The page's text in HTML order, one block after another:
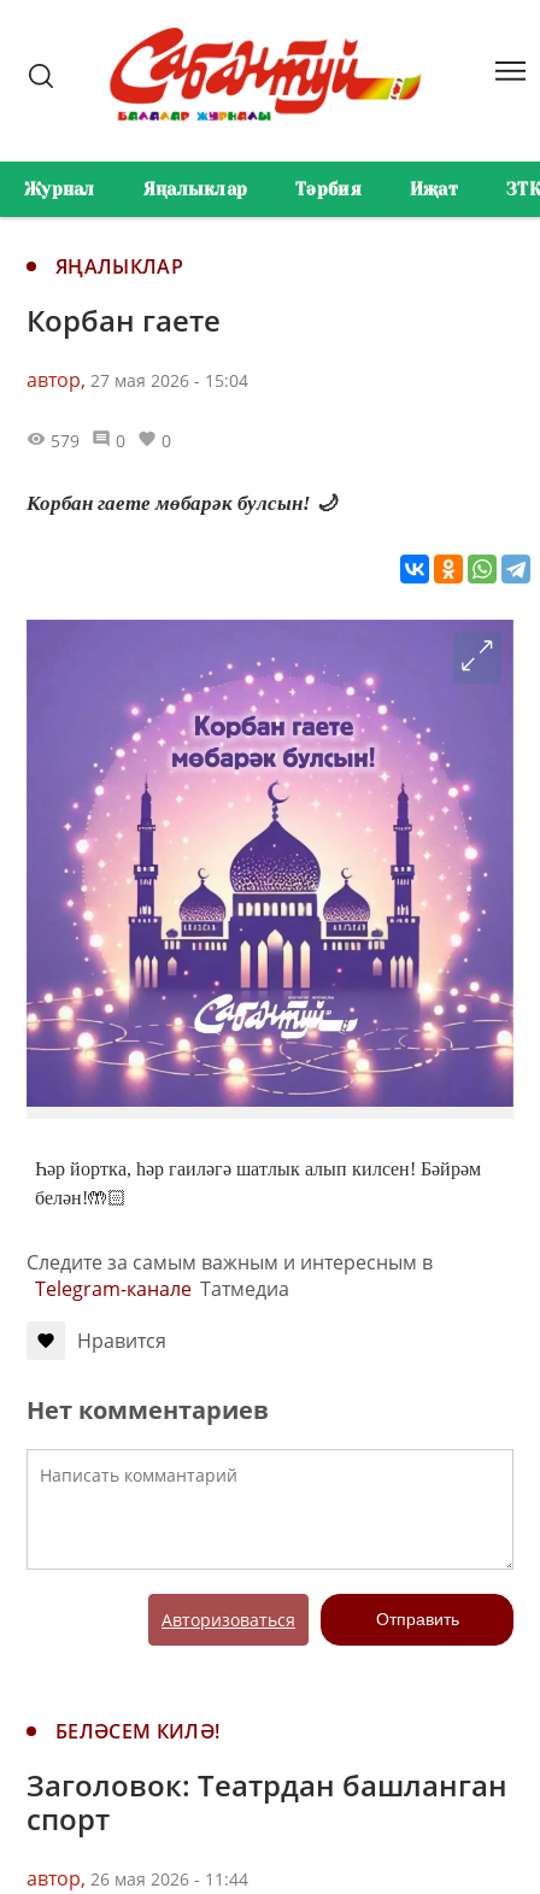
Журнал Яңалыклар Тәрбия Иҗат ЗТК
ЯҢАЛЫКЛАР
Корбан гаете
автор, 27 мая 2026 - 15:04
579 0 0
Корбан гаете мөбарәк булсын! 🌙
Һәр йортка, һәр гаиләгә шатлык алып килсен! Бәйрәм
белән!🤲🏻
Следите за самым важным и интересным в
Telegram-канале Татмедиа
Нравится
Нет комментариев
Авторизоваться Отправить
БЕЛӘСЕМ КИЛӘ!
Заголовок: Театрдан башланган
спорт
автор, 26 мая 2026 - 11:44